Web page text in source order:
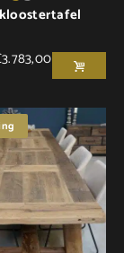
3.783,00